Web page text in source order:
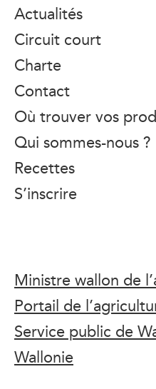
Actualités
Circuit court
Charte
Contact
Où trouver vos
Qui sommes-nous ?
Recettes
S’inscrire
Ministre wallon de
Portail de
Service public de
Wallonie